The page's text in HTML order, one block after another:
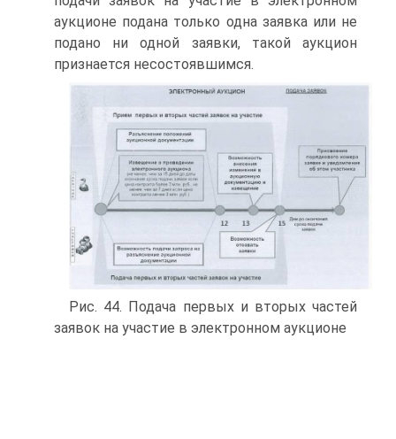
аукционе подана только одна заявка или не
подано ни одной заявки, такой аукцион
признается несостоявшимся.
Рис. 44. Подача первых и вторых частей
заявок на участие в электронном аукционе